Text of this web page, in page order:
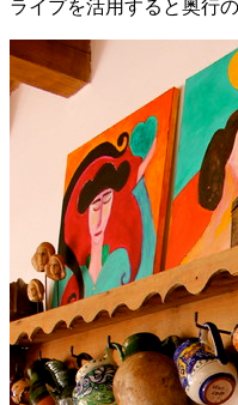
ライプを活用すると奥行